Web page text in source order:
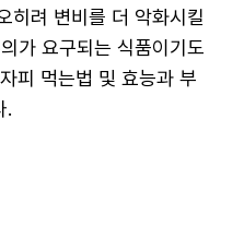
히려 변비를 더 악화시킬
가 요구되는 식품이기도
피 먹는법 및 효능과 부
.